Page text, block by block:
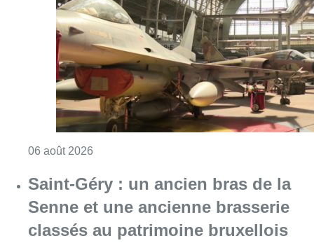
06 août 2026
Saint-Géry : un ancien bras de la
Senne et une ancienne brasserie
classés au patrimoine bruxellois